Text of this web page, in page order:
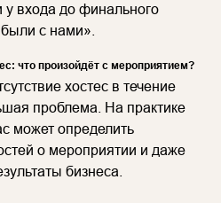
у входа до финального
с нами».
что произойдёт с мероприятием?
хостес в течение
проблема. На практике
может определить
о мероприятии и даже
бизнеса.